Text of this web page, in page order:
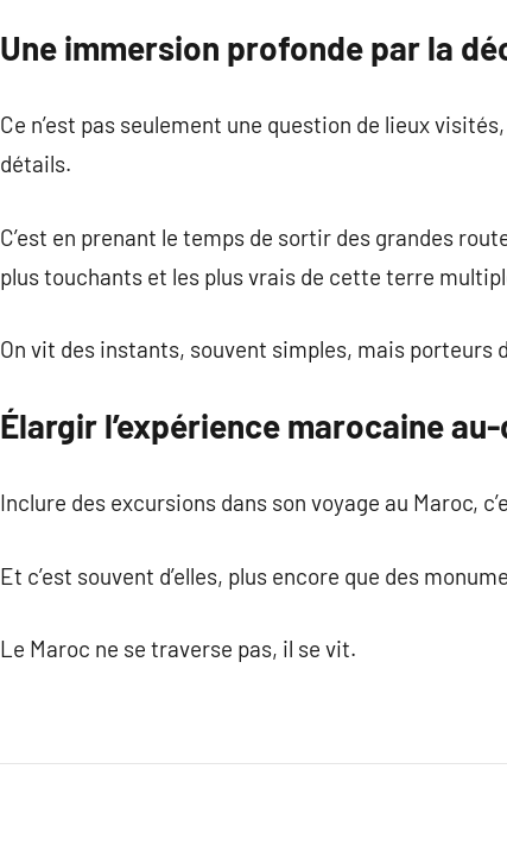
Une immersion profonde par la
Ce n’est pas seulement une question de lieux
détails.
C’est en prenant le temps de sortir des grandes
plus touchants et les plus vrais de cette terre
On vit des instants, souvent simples, mais porteurs
Élargir l’expérience marocaine
Inclure des excursions dans son voyage au Maroc,
Et c’est souvent d’elles, plus encore que des
Le Maroc ne se traverse pas, il se vit.